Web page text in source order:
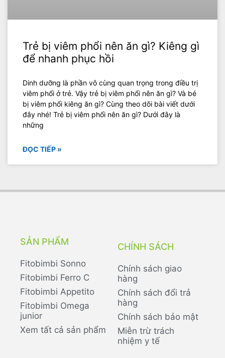
Trẻ bị viêm phổi nên ăn gì? Kiêng gì
để nhanh phục hồi
Dinh dưỡng là phần vô cùng quan trọng trong điều trị
viêm phổi ở trẻ. Vậy trẻ bị viêm phổi nên ăn gì? Và bé
bị viêm phổi kiêng ăn gì? Cùng theo dõi bài viết dưới
đây nhé! Trẻ bị viêm phổi nên ăn gì? Dưới đây là
những
ĐỌC TIẾP »
SẢN PHẨM
Fitobimbi Sonno
Fitobimbi Ferro C
Fitobimbi Appetito
Fitobimbi Omega
junior
Xem tất cả sản phẩm
CHÍNH SÁCH
Chính sách giao
hàng
Chính sách đổi trả
hàng
Chính sách bảo mật
Miễn trừ trách
nhiệm y tế